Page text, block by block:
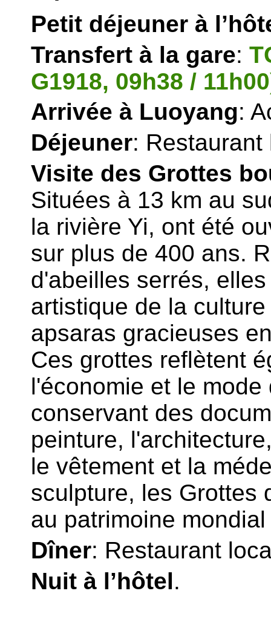
Petit déjeuner à
Transfert à la gare:
G1918, 09h38 /
Arrivée à Luoyang:
Déjeuner: Restaurant
Visite des Grottes
Situées à 13 km au
la rivière Yi, ont été
sur plus de 400 ans.
d'abeilles serrés,
artistique de la
apsaras gracieuses
Ces grottes reflètent
l'économie et le
conservant des
peinture,
le vêtement et la
sculpture, les Grottes
au patrimoine
Dîner: Restaurant
Nuit à l’hôtel.